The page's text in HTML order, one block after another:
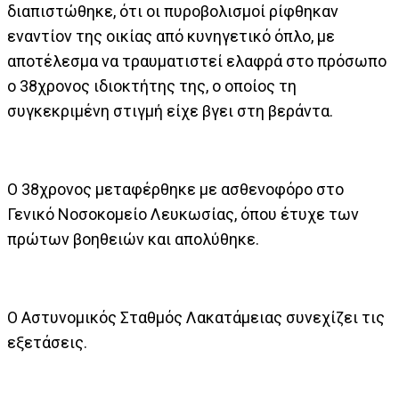
διαπιστώθηκε, ότι οι πυροβολισμοί ρίφθηκαν
εναντίον της οικίας από κυνηγετικό όπλο, με
αποτέλεσμα να τραυματιστεί ελαφρά στο πρόσωπο
ο 38χρονος ιδιοκτήτης της, ο οποίος τη
συγκεκριμένη στιγμή είχε βγει στη βεράντα.
Ο 38χρονος μεταφέρθηκε με ασθενοφόρο στο
Γενικό Νοσοκομείο Λευκωσίας, όπου έτυχε των
πρώτων βοηθειών και απολύθηκε.
Ο Αστυνομικός Σταθμός Λακατάμειας συνεχίζει τις
εξετάσεις.